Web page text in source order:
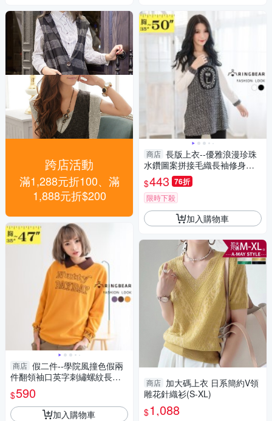
跨店活動
滿1,288元折100、滿
1,888元折$200
商店 假二件--學院風撞色假兩
件翻領袖口英字刺繡螺紋長袖
上衣(咖.黃.紫L-3L)-X440眼圈
熊中大尺碼
$590
加入購物車
商店 長版上衣--優雅浪漫珍珠
水鑽圖案拼接毛織長袖修身長
上衣(白.黑XL-5L)-A216眼圈熊
中大尺碼
$443 76折
限時下殺
加入購物車
商店 加大碼上衣 日系簡約V領
雕花針織衫(S-XL)
$1,088